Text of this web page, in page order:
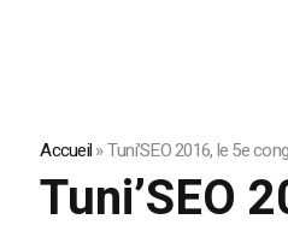
Accueil»Tuni’SEO 2016, le 5e
Tuni’SEO